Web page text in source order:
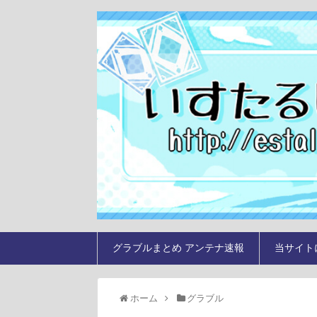
グラブルまとめ アンテナ速報 当サイ
ホーム グラブル